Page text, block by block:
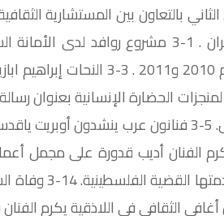
بالتعاون بين المستشارية
التنمية الفكرية للأطفال واليافعين في إيران . 1-3
المشاريع الثقافية في دورتها التجريبية
لمنجزات الحضارة الإنسانية بعنوان
تكرم الفنان أديب قدورة على مجمل
شكسبير. 21-3 مهرجان أغافي الثقافي في